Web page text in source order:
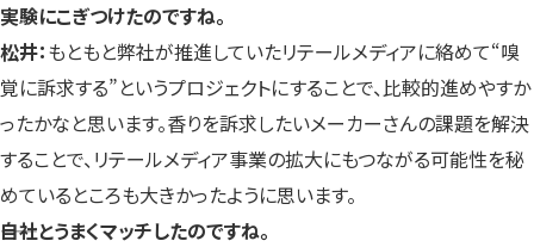
実験にこぎつけたのですね。
松井：もともと弊社が推進していたリテールメディアに絡めて“嗅
覚に訴求する”というプロジェクトにすることで、比較的進めやすか
ったかなと思います。香りを訴求したいメーカーさんの課題を解決
することで、リテールメディア事業の拡大にもつながる可能性を秘
めているところも大きかったように思います。
――自社とうまくマッチしたのですね。